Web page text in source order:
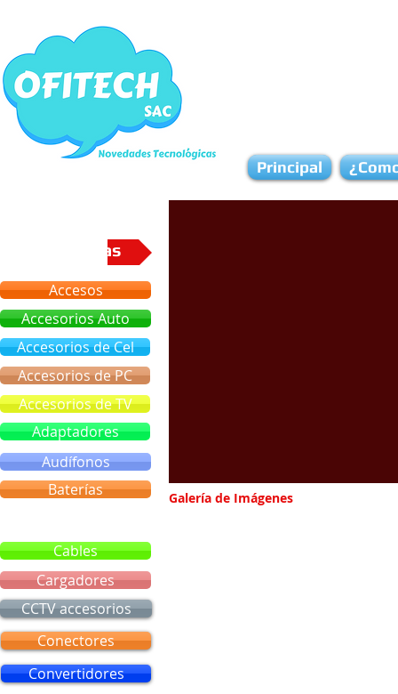
Galería de Imágenes
Categorias
Accesorios de PC
Accesorios de TV
Audífonos
Cables
Adaptadores
Accesorios de Cel
Baterías
Cargadores
Accesorios Auto
Accesos
Principal
Convertidores
CCTV accesorios
Conectores